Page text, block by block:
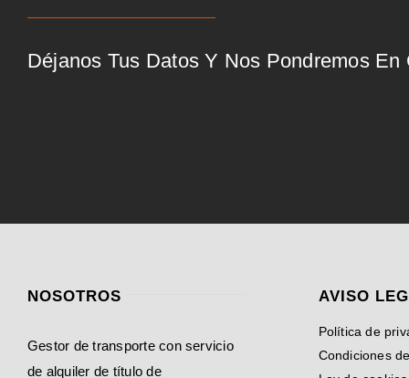
Déjanos Tus Datos Y Nos Pondremos
NOSOTROS
Gestor de transporte con servicio
de alquiler de título de
AVISO
Política de
Condiciones